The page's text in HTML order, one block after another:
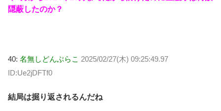
隠蔽したのか？
40: 名無しどんぶらこ 2025/02/27(木) 09:25:49.97
ID:Ue2jDFTf0
結局は掘り返されるんだね